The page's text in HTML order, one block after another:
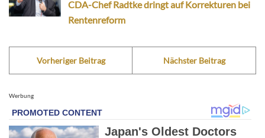
CDA-Chef Radtke dringt auf Korrekturen bei
Rentenreform
Vorheriger Beitrag Nächster Beitrag
Werbung